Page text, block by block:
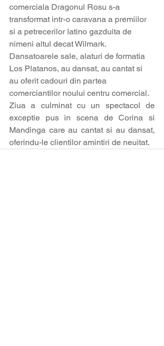
comerciala Dragonul Rosu s-a
transformat intr-o caravana a premiilor
si a petrecerilor latino gazduita de
nimeni altul decat Wilmark.
Dansatoarele sale, alaturi de formatia
Los Platanos, au dansat, au cantat si
au oferit cadouri din partea
comerciantilor noului centru comercial.
Ziua a culminat cu un spectacol de
exceptie pus in scena de Corina si
Mandinga care au cantat si au dansat,
oferindu-le clientilor amintiri de neuitat.